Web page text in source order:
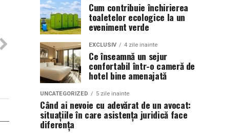
Cum contribuie închirierea
toaletelor ecologice la un
eveniment verde
EXCLUSIV 4 zile inainte
Ce înseamnă un sejur
confortabil într-o cameră de
hotel bine amenajată
UNCATEGORIZED 5 zile inainte
Când ai nevoie cu adevărat de un avocat:
situațiile în care asistența juridică face
diferența